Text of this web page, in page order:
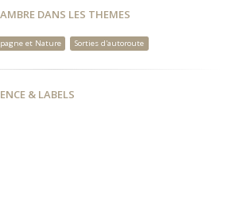
DANS LES THEMES
et Nature Sorties d'autoroute
& LABELS